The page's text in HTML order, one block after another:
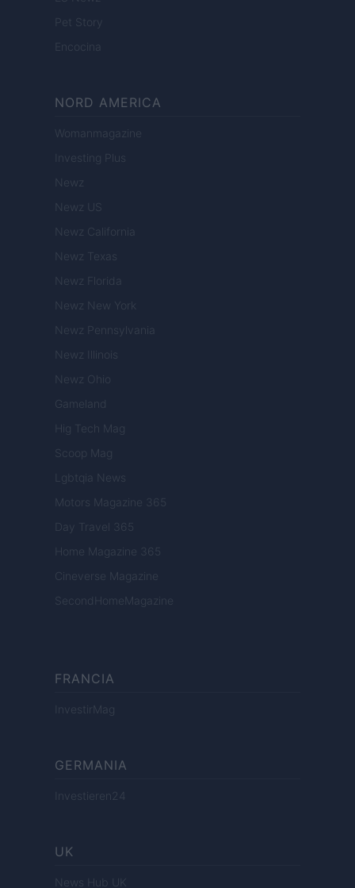
Pet Story
Encocina
NORD AMERICA
Womanmagazine
Investing Plus
Newz
Newz US
Newz California
Newz Texas
Newz Florida
Newz New York
Newz Pennsylvania
Newz Illinois
Newz Ohio
Gameland
Hig Tech Mag
Scoop Mag
Lgbtqia News
Motors Magazine 365
Day Travel 365
Home Magazine 365
Cineverse Magazine
SecondHomeMagazine
FRANCIA
InvestirMag
GERMANIA
Investieren24
UK
News Hub UK